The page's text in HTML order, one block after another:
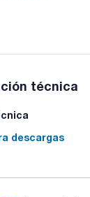
técnica
descargas